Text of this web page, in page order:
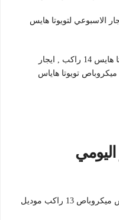
% على الايجار الاسبوعي لتويوتا هايس
ايجار تويوتا هايس , ايجار سيارات تويوتا هايس 14 راكب , ايجار
تويوتا هاياس
بالتالي اجر الان بأقل تكلفة تويوتا هايس ميكروباص 13 راكب موديل